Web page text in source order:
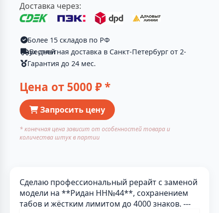
Доставка через:
Более 15 складов по РФ
Бесплатная доставка в Санкт-Петербург от 2-ух дней
Гарантия до 24 мес.
Цена от 5000 ₽ *
Запросить цену
* конечная цена зависит от особенностей товара и
количества штук в партии
Сделаю профессиональный рерайт с заменой
модели на **Ридан НН№44**, сохранением
табов и жёстким лимитом до 4000 знаков. ---